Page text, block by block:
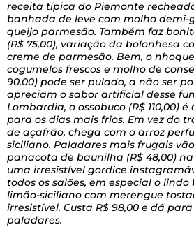
receita típica do Piemonte
banhada de leve com molho demi-
queijo parmesão. Também faz
(R$ 75,00), variação da bolonhesa
creme de parmesão. Bem, o
cogumelos frescos e molho de
90,00) pode ser pulado, a não ser
apreciam o sabor artificial desse
Lombardia, o ossobuco (R$ 110,00)
para os dias mais frios. Em vez do
de açafrão, chega com o arroz
siciliano. Paladares mais frugais
panacota de baunilha (R$ 48,00)
uma irresistível gordice
todos os salões, em especial o
limão-siciliano com merengue
irresistível. Custa R$ 98,00 e dá
paladares.